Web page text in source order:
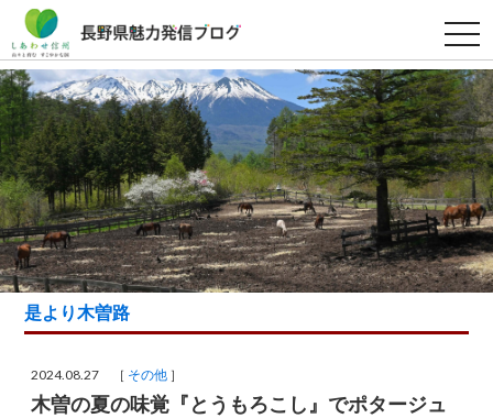
t
o
g
g
l
e
n
a
v
i
g
a
t
i
o
n
是より木曽路
2024.08.27 ［ その他 ］
木曽の夏の味覚『とうもろこし』でポタージュ